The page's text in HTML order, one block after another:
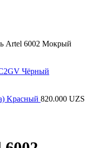
Artel 6002 Мокрый
Чёрный
Kраcный 820.000 UZS